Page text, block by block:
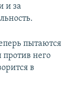
и за
пытаются
против него
в